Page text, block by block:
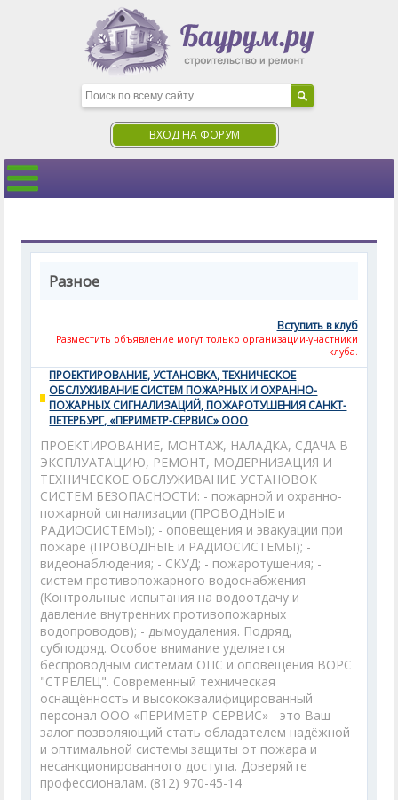
ВХОД НА ФОРУМ
Разное
Вступить в клуб
Разместить объявление могут только организации-участники
клуба.
ПРОЕКТИРОВАНИЕ, УСТАНОВКА, ТЕХНИЧЕСКОЕ
ОБСЛУЖИВАНИЕ СИСТЕМ ПОЖАРНЫХ И ОХРАННО-
ПОЖАРНЫХ СИГНАЛИЗАЦИЙ, ПОЖАРОТУШЕНИЯ САНКТ-
ПЕТЕРБУРГ, «ПЕРИМЕТР-СЕРВИС» ООО
ПРОЕКТИРОВАНИЕ, МОНТАЖ, НАЛАДКА, СДАЧА В
ЭКСПЛУАТАЦИЮ, РЕМОНТ, МОДЕРНИЗАЦИЯ И
ТЕХНИЧЕСКОЕ ОБСЛУЖИВАНИЕ УСТАНОВОК
СИСТЕМ БЕЗОПАСНОСТИ: - пожарной и охранно-
пожарной сигнализации (ПРОВОДНЫЕ и
РАДИОСИСТЕМЫ); - оповещения и эвакуации при
пожаре (ПРОВОДНЫЕ и РАДИОСИСТЕМЫ); -
видеонаблюдения; - СКУД; - пожаротушения; -
систем противопожарного водоснабжения
(Контрольные испытания на водоотдачу и
давление внутренних противопожарных
водопроводов); - дымоудаления. Подряд,
субподряд. Особое внимание уделяется
беспроводным системам ОПС и оповещения ВОРС
"СТРЕЛЕЦ". Современный техническая
оснащённость и высококвалифицированный
персонал ООО «ПЕРИМЕТР-СЕРВИС» - это Ваш
залог позволяющий стать обладателем надёжной
и оптимальной системы защиты от пожара и
несанкционированного доступа. Доверяйте
профессионалам. (812) 970-45-14